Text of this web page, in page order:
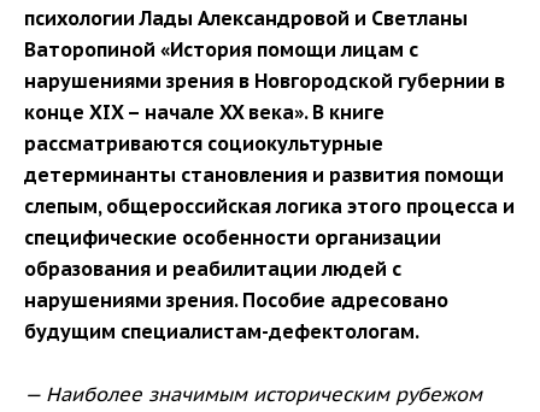
психологии Лады Александровой и Светланы
Ваторопиной «История помощи лицам с
нарушениями зрения в Новгородской губернии в
конце XIX – начале XX века». В книге
рассматриваются социокультурные
детерминанты становления и развития помощи
слепым, общероссийская логика этого процесса и
специфические особенности организации
образования и реабилитации людей с
нарушениями зрения. Пособие адресовано
будущим специалистам-дефектологам.
— Наиболее значимым историческим рубежом